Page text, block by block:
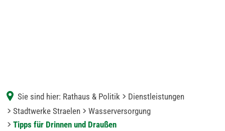
Sie sind hier: Rathaus & Politik
Dienstleistungen
Stadtwerke Straelen
Wasserversorgung
Tipps für Drinnen und Draußen